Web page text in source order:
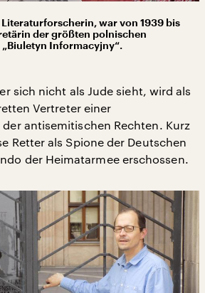
Literaturforscherin, war von 1939 bis
der größten polnischen
Informacyjny“.
sich nicht als Jude sieht, wird als
Vertreter einer
antisemitischen Rechten. Kurz
Retter als Spione der Deutschen
der Heimatarmee erschossen.